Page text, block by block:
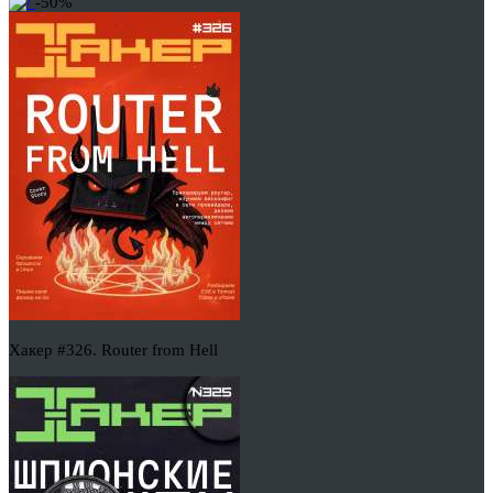
Хакер #326. Router from Hell